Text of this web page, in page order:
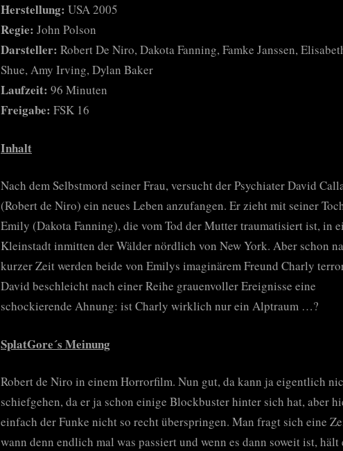
Herstellung: USA 2005
Regie: John Polson
Darsteller: Robert De Niro, Dakota Fanning, Famke Janssen,
Shue, Amy Irving, Dylan Baker
Laufzeit: 96 Minuten
Freigabe: FSK 16
Inhalt
Nach dem Selbstmord seiner Frau, versucht der Psychiater David
(Robert de Niro) ein neues Leben anzufangen. Er zieht mit seiner
Emily (Dakota Fanning), die vom Tod der Mutter traumatisiert ist, in
Kleinstadt inmitten der Wälder nördlich von New York. Aber schon
kurzer Zeit werden beide von Emilys imaginärem Freund Charly
David beschleicht nach einer Reihe grauenvoller Ereignisse eine
schockierende Ahnung: ist Charly wirklich nur ein Alptraum …?
SplatGore´s Meinung
Robert de Niro in einem Horrorfilm. Nun gut, da kann ja eigentlich
schiefgehen, da er ja schon einige Blockbuster hinter sich hat, aber
einfach der Funke nicht so recht überspringen. Man fragt sich eine
wann denn endlich mal was passiert und wenn es dann soweit ist, hält